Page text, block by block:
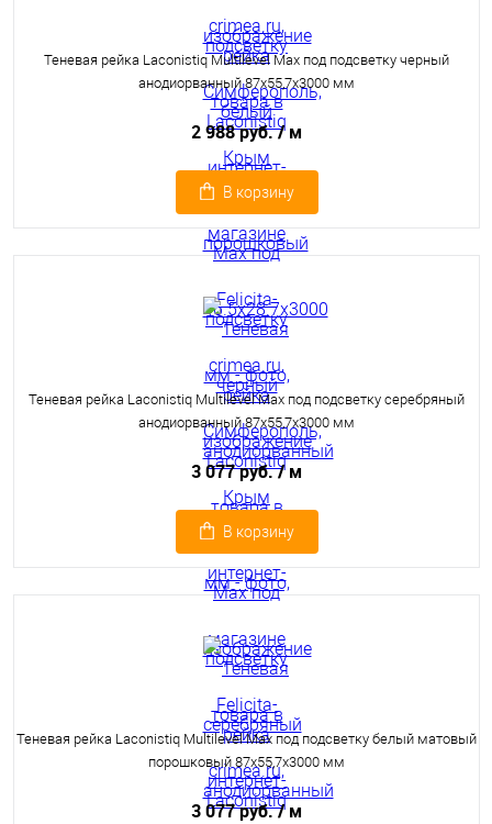
Теневая рейка Laconistiq Multilevel Max под подсветку черный
анодиорванный 87x55,7x3000 мм
2 988 руб./ м
В корзину
Теневая рейка Laconistiq Multilevel Max под подсветку серебряный
анодиорванный 87x55,7x3000 мм
3 077 руб./ м
В корзину
Теневая рейка Laconistiq Multilevel Max под подсветку белый матовый
порошковый 87x55,7x3000 мм
3 077 руб./ м